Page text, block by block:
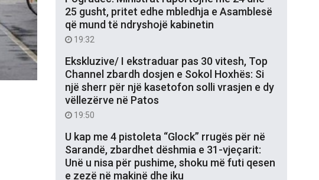
25 gusht, pritet edhe mbledhja e Asamblesë
që mund të ndryshojë kabinetin
19:32
Ekskluzive/ I ekstraduar pas 30 vitesh, Top
Channel zbardh dosjen e Sokol Hoxhës: Si
një sherr për një kasetofon solli vrasjen e dy
vëllezërve në Patos
19:50
U kap me 4 pistoleta “Glock” rrugës për në
Sarandë, zbardhet dëshmia e 31-vjeçarit:
Unë u nisa për pushime, shoku më futi qesen
e zezë në makinë dhe iku